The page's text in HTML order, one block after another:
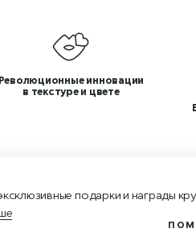
Революционные инновации
в текстуре и цвете
подарки и награды